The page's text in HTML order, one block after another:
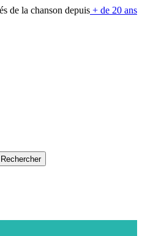
de la chanson depuis + de 20 ans
Rechercher